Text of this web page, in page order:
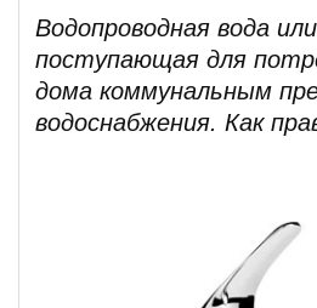
Водопроводная вода
поступающая для
дома коммунальным
водоснабжения. Как